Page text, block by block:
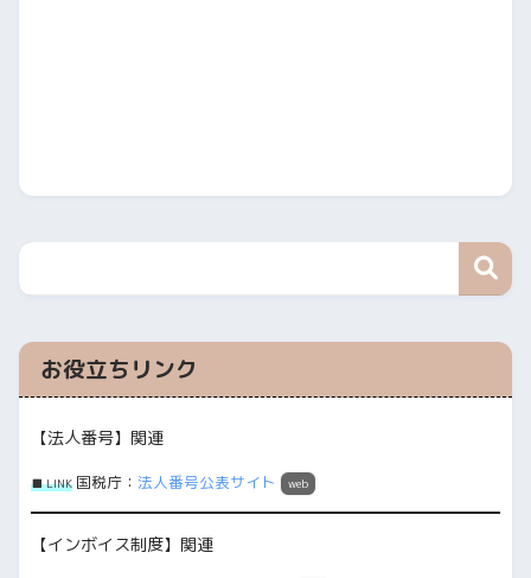
お役立ちリンク
【法人番号】関連
■ LINK 国税庁： 法人番号公表サイト web
【インボイス制度】関連